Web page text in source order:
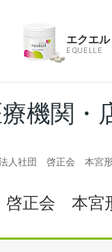
エクエル
EQUELLE
機関・
人社団 啓正会 本宮
正会 本宮